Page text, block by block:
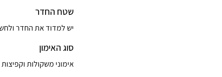
שטח החדר
יש למדוד את החדר ולחשב את
סוג האימון
אימוני משקולות